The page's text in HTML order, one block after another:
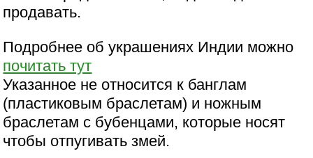
продавать.
Подробнее об украшениях Индии можно
почитать тут
Указанное не относится к банглам
(пластиковым браслетам) и ножным
браслетам с бубенцами, которые носят
чтобы отпугивать змей.